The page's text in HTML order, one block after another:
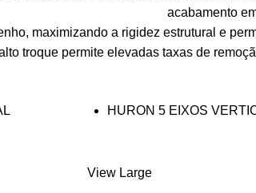
acabamento
maximizando a rigidez estrutural e
troque permite elevadas taxas de
HURON 5 EIXOS
View Large